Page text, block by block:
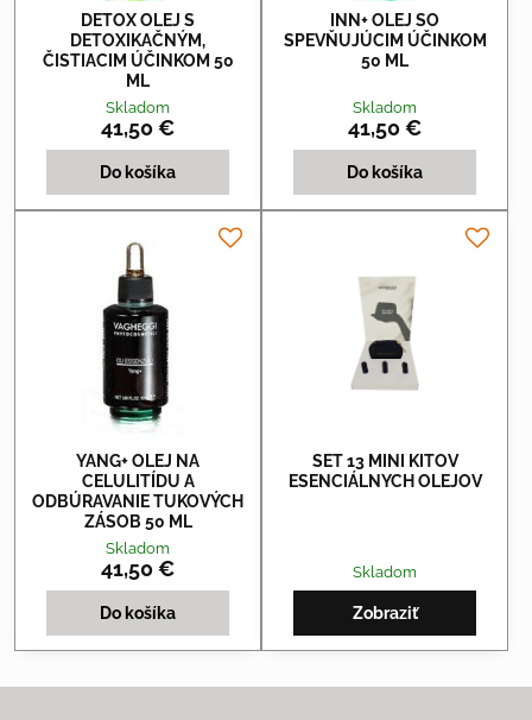
DETOX OLEJ S
DETOXIKAČNÝM,
ČISTIACIM ÚČINKOM 50
ML
Skladom
41,50 €
Do košíka
INN+ OLEJ SO
SPEVŇUJÚCIM ÚČINKOM
50 ML
Skladom
41,50 €
Do košíka
YANG+ OLEJ NA
CELULITÍDU A
ODBÚRAVANIE TUKOVÝCH
ZÁSOB 50 ML
Skladom
41,50 €
Do košíka
SET 13 MINI KITOV
ESENCIÁLNYCH OLEJOV
Skladom
Zobraziť